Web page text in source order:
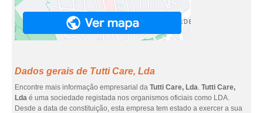
Dados gerais de Tutti Care, Lda
Encontre mais informação empresarial da Tutti Care, Lda. Tutti Care,
Lda é uma sociedade registada nos organismos oficiais como LDA.
Desde a data de constituição, esta empresa tem estado a exercer a sua